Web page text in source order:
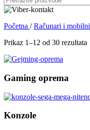
Početna / Računari i mobilni
Prikaz 1–12 od 30 rezultata
Gaming oprema
Konzole